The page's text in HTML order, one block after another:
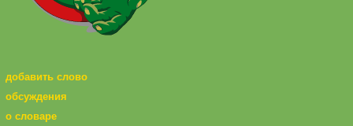
добавить слово
обсуждения
о словаре